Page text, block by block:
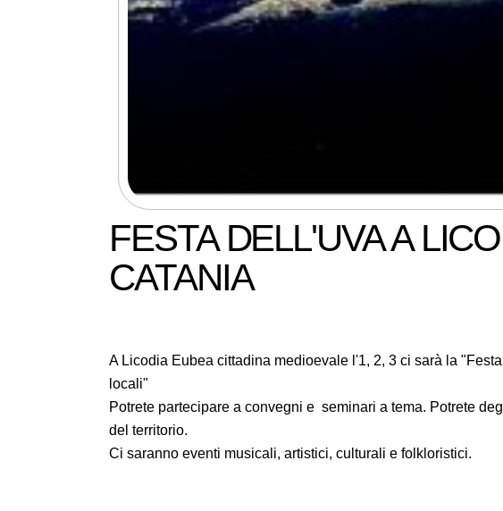
FESTA DELL'UVA A
CATANIA
A Licodia Eubea cittadina medioevale l'1, 2, 3 ci sarà la
locali"
Potrete partecipare a convegni e seminari a tema. Potrete
del territorio.
Ci saranno eventi musicali, artistici, culturali e folkloristici.